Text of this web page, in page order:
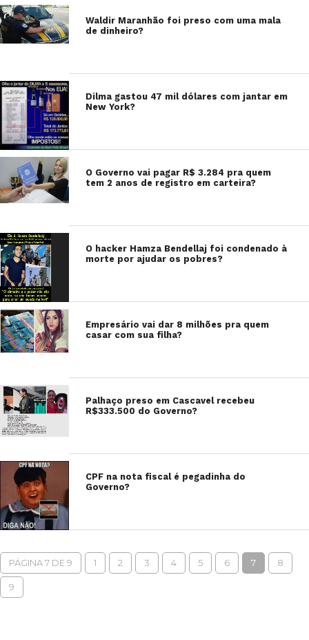
Waldir Maranhão foi preso com uma mala
de dinheiro?
Dilma gastou 47 mil dólares com jantar em
New York?
O Governo vai pagar R$ 3.284 pra quem
tem 2 anos de registro em carteira?
O hacker Hamza Bendellaj foi condenado à
morte por ajudar os pobres?
Empresário vai dar 8 milhões pra quem
casar com sua filha?
Palhaço preso em Cascavel recebeu
R$333.500 do Governo?
CPF na nota fiscal é pegadinha do
Governo?
PÁGINA 7 DE 9 1 2 3 4 5 6 7 8
9